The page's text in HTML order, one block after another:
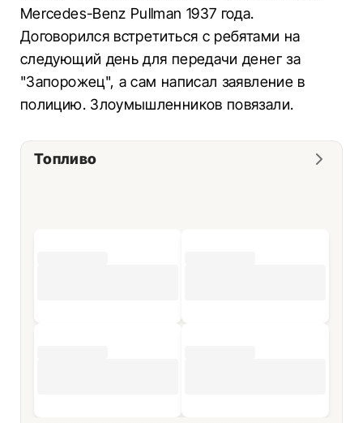
Mercedes-Benz Pullman 1937 года.
Договорился встретиться с ребятами на
следующий день для передачи денег за
"Запорожец", а сам написал заявление в
полицию. Злоумышленников повязали.
Топливо